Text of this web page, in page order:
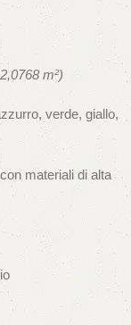
m²)
verde, giallo,
materiali di alta